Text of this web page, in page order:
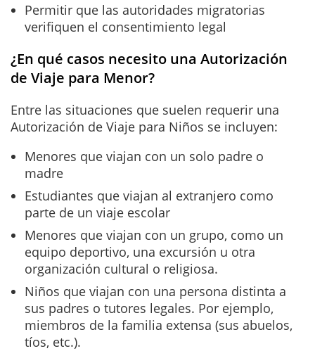
Permitir que las autoridades migratorias
verifiquen el consentimiento legal
¿En qué casos necesito una Autorización
de Viaje para Menor?
Entre las situaciones que suelen requerir una
Autorización de Viaje para Niños se incluyen:
Menores que viajan con un solo padre o
madre
Estudiantes que viajan al extranjero como
parte de un viaje escolar
Menores que viajan con un grupo, como un
equipo deportivo, una excursión u otra
organización cultural o religiosa.
Niños que viajan con una persona distinta a
sus padres o tutores legales. Por ejemplo,
miembros de la familia extensa (sus abuelos,
tíos, etc.).